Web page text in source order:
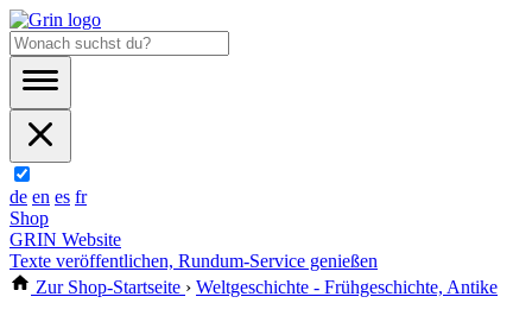
de en es fr
Shop
GRIN Website
Texte veröffentlichen, Rundum-Service genießen
Zur Shop-Startseite › Weltgeschichte - Frühgeschichte, Antike